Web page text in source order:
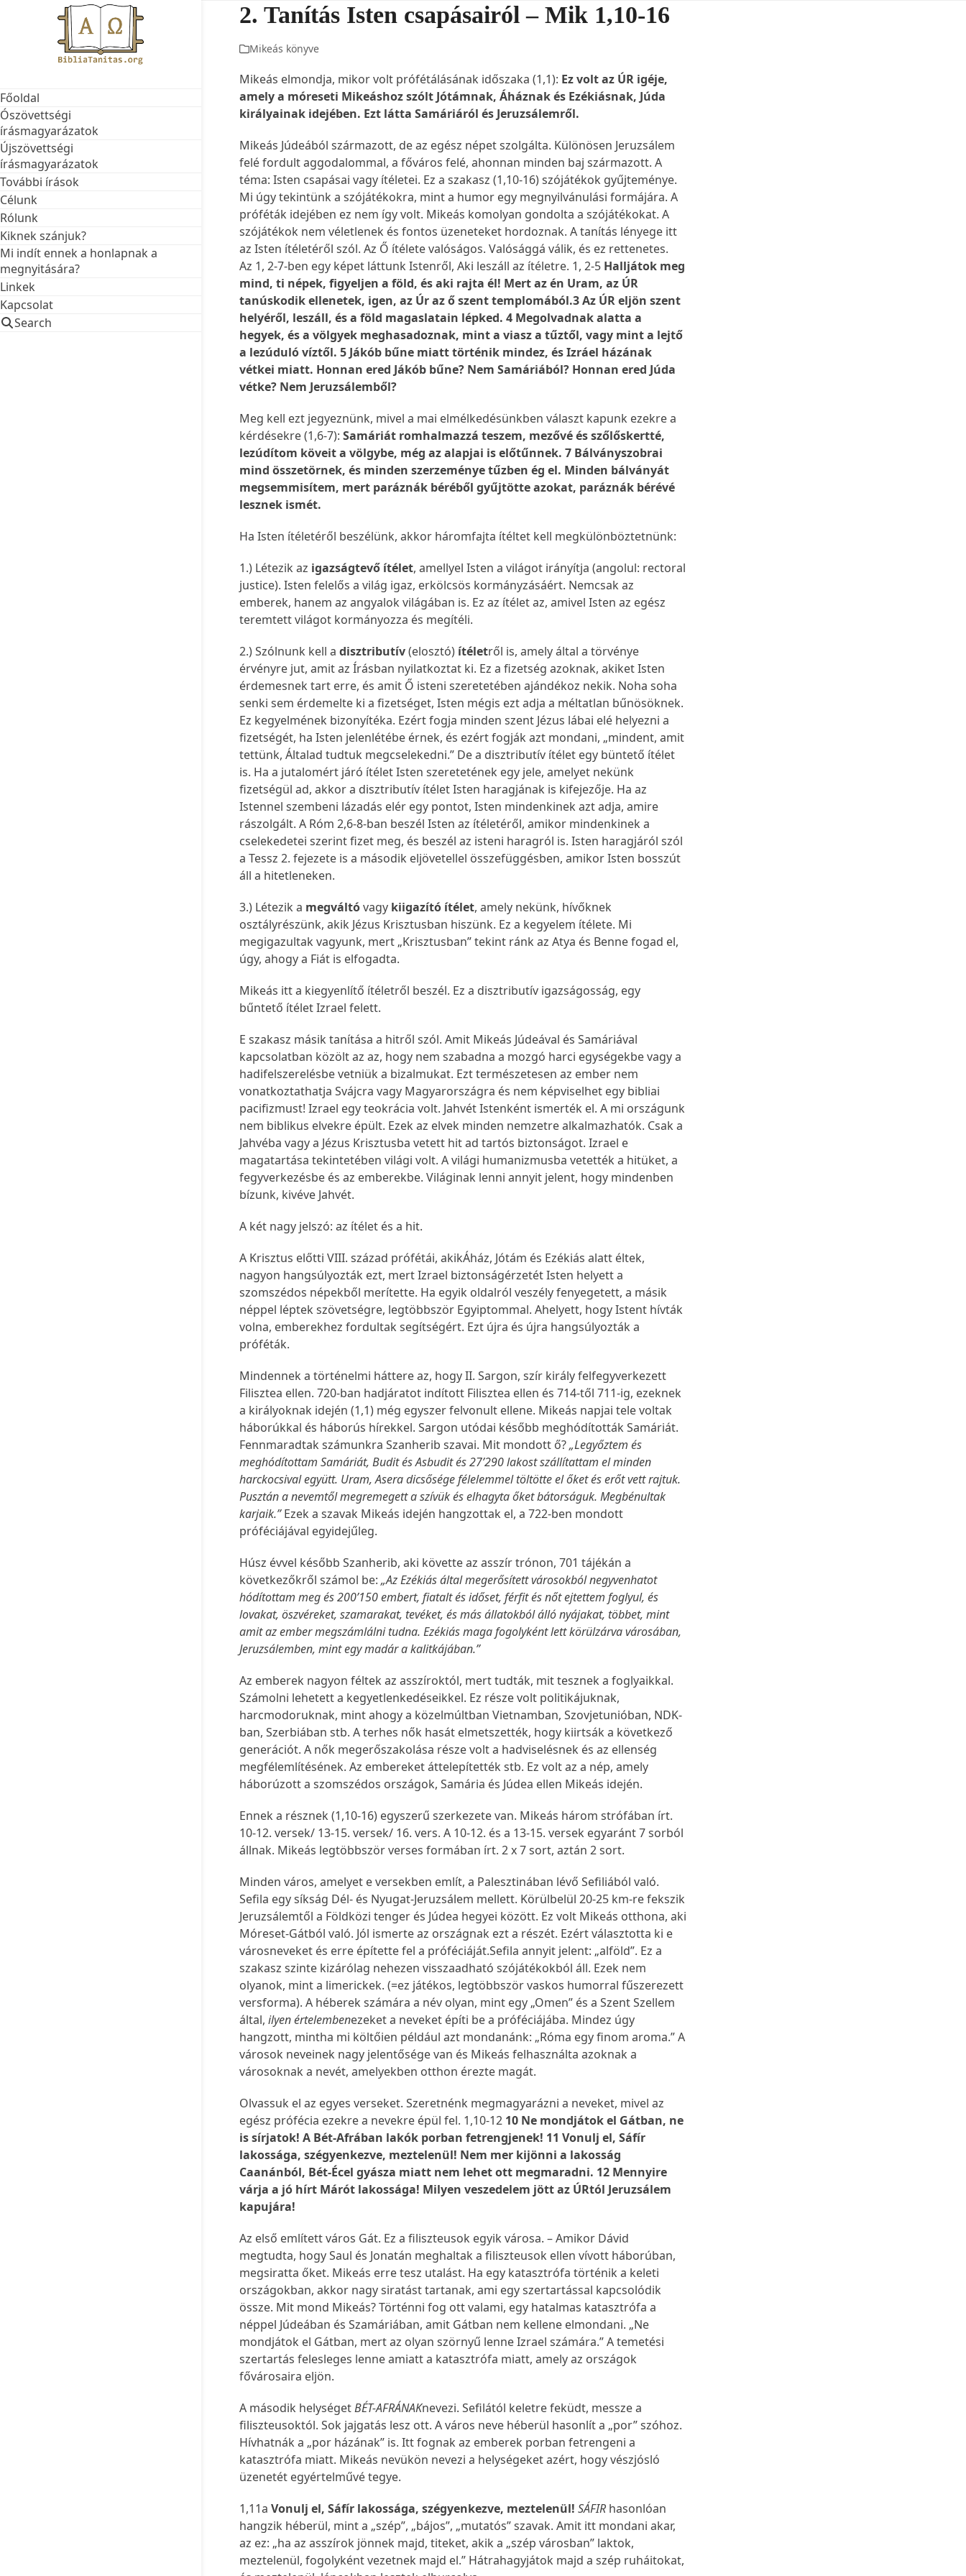
Főoldal
Ószövettségi
írásmagyarázatok
Újszövettségi
írásmagyarázatok
További írások
Célunk
Rólunk
Kiknek szánjuk?
Mi indít ennek a honlapnak a
megnyitására?
Linkek
Kapcsolat
Search
2. Tanítás Isten csapásairól – Mik 1,10-16
Mikeás könyve
Mikeás elmondja, mikor volt prófétálásának időszaka (1,1): Ez volt az ÚR igéje,
amely a móreseti Mikeáshoz szólt Jótámnak, Áháznak és Ezékiásnak, Júda
királyainak idejében. Ezt látta Samáriáról és Jeruzsálemről.
Mikeás Júdeából származott, de az egész népet szolgálta. Különösen Jeruzsálem
felé fordult aggodalommal, a főváros felé, ahonnan minden baj származott. A
téma: Isten csapásai vagy ítéletei. Ez a szakasz (1,10-16) szójátékok gyűjteménye.
Mi úgy tekintünk a szójátékokra, mint a humor egy megnyilvánulási formájára. A
próféták idejében ez nem így volt. Mikeás komolyan gondolta a szójátékokat. A
szójátékok nem véletlenek és fontos üzeneteket hordoznak. A tanítás lényege itt
az Isten ítéletéről szól. Az Ő ítélete valóságos. Valósággá válik, és ez rettenetes.
Az 1, 2-7-ben egy képet láttunk Istenről, Aki leszáll az ítéletre. 1, 2-5 Halljátok meg
mind, ti népek, figyeljen a föld, és aki rajta él! Mert az én Uram, az ÚR
tanúskodik ellenetek, igen, az Úr az ő szent templomából.3 Az ÚR eljön szent
helyéről, leszáll, és a föld magaslatain lépked. 4 Megolvadnak alatta a
hegyek, és a völgyek meghasadoznak, mint a viasz a tűztől, vagy mint a lejtő
a lezúduló víztől. 5 Jákób bűne miatt történik mindez, és Izráel házának
vétkei miatt. Honnan ered Jákób bűne? Nem Samáriából? Honnan ered Júda
vétke? Nem Jeruzsálemből?
Meg kell ezt jegyeznünk, mivel a mai elmélkedésünkben választ kapunk ezekre a
kérdésekre (1,6-7):Samáriát romhalmazzá teszem, mezővé és szőlőskertté,
lezúdítom köveit a völgybe, még az alapjai is előtűnnek. 7 Bálványszobrai
mind összetörnek, és minden szerzeménye tűzben ég el. Minden bálványát
megsemmisítem, mert paráznák béréből gyűjtötte azokat, paráznák bérévé
lesznek ismét.
Ha Isten ítéletéről beszélünk, akkor háromfajta ítéltet kell megkülönböztetnünk:
1.) Létezik az igazságtevő ítélet, amellyel Isten a világot irányítja (angolul: rectoral
justice). Isten felelős a világ igaz, erkölcsös kormányzásáért. Nemcsak az
emberek, hanem az angyalok világában is. Ez az ítélet az, amivel Isten az egész
teremtett világot kormányozza és megítéli.
2.) Szólnunk kell adisztributív(elosztó) ítéletről is, amely által a törvénye
érvényre jut, amit az Írásban nyilatkoztat ki. Ez a fizetség azoknak, akiket Isten
érdemesnek tart erre, és amit Ő isteni szeretetében ajándékoz nekik. Noha soha
senki sem érdemelte ki a fizetséget, Isten mégis ezt adja a méltatlan bűnösöknek.
Ez kegyelmének bizonyítéka. Ezért fogja minden szent Jézus lábai elé helyezni a
fizetségét, ha Isten jelenlétébe érnek, és ezért fogják azt mondani, „mindent, amit
tettünk, Általad tudtuk megcselekedni.” De a disztributív ítélet egy büntető ítélet
is. Ha a jutalomért járó ítélet Isten szeretetének egy jele, amelyet nekünk
fizetségül ad, akkor a disztributív ítélet Isten haragjának is kifejezője. Ha az
Istennel szembeni lázadás elér egy pontot, Isten mindenkinek azt adja, amire
rászolgált. A Róm 2,6-8-ban beszél Isten az ítéletéről, amikor mindenkinek a
cselekedetei szerint fizet meg, és beszél az isteni haragról is. Isten haragjáról szól
a Tessz 2. fejezete is a második eljövetellel összefüggésben, amikor Isten bosszút
áll a hitetleneken.
3.) Létezik a megváltóvagy kiigazító ítélet, amely nekünk, hívőknek
osztályrészünk, akik Jézus Krisztusban hiszünk. Ez a kegyelem ítélete. Mi
megigazultak vagyunk, mert „Krisztusban” tekint ránk az Atya és Benne fogad el,
úgy, ahogy a Fiát is elfogadta.
Mikeás itt a kiegyenlítő ítéletről beszél. Ez a disztributív igazságosság, egy
bűntető ítélet Izrael felett.
E szakasz másik tanítása a hitről szól. Amit Mikeás Júdeával és Samáriával
kapcsolatban közölt az az, hogy nem szabadna a mozgó harci egységekbe vagy a
hadifelszerelésbe vetniük a bizalmukat. Ezt természetesen az ember nem
vonatkoztathatja Svájcra vagy Magyarországra és nem képviselhet egy bibliai
pacifizmust! Izrael egy teokrácia volt. Jahvét Istenként ismerték el. A mi országunk
nem biblikus elvekre épült. Ezek az elvek minden nemzetre alkalmazhatók. Csak a
Jahvéba vagy a Jézus Krisztusba vetett hit ad tartós biztonságot. Izrael e
magatartása tekintetében világi volt. A világi humanizmusba vetették a hitüket, a
fegyverkezésbe és az emberekbe. Világinak lenni annyit jelent, hogy mindenben
bízunk, kivéve Jahvét.
A két nagy jelszó: az ítélet és a hit.
A Krisztus előtti VIII. század prófétái, akikÁház, Jótám és Ezékiás alatt éltek,
nagyon hangsúlyozták ezt, mert Izrael biztonságérzetét Isten helyett a
szomszédos népekből merítette. Ha egyik oldalról veszély fenyegetett, a másik
néppel léptek szövetségre, legtöbbször Egyiptommal. Ahelyett, hogy Istent hívták
volna, emberekhez fordultak segítségért. Ezt újra és újra hangsúlyozták a
próféták.
Mindennek a történelmi háttere az, hogy II. Sargon, szír király felfegyverkezett
Filisztea ellen. 720-ban hadjáratot indított Filisztea ellen és 714-től 711-ig, ezeknek
a királyoknak idején (1,1) még egyszer felvonult ellene. Mikeás napjai tele voltak
háborúkkal és háborús hírekkel. Sargon utódai később meghódították Samáriát.
Fennmaradtak számunkra Szanherib szavai. Mit mondott ő?„Legyőztem és
meghódítottam Samáriát, Budit és Asbudit és 27’290 lakost szállítattam el minden
harckocsival együtt. Uram, Asera dicsősége félelemmel töltötte el őket és erőt vett rajtuk.
Pusztán a nevemtől megremegett a szívük és elhagyta őket bátorságuk. Megbénultak
karjaik.”Ezek a szavak Mikeás idején hangzottak el, a 722-ben mondott
próféciájával egyidejűleg.
Húsz évvel később Szanherib, aki követte az asszír trónon, 701 tájékán a
következőkről számol be:„Az Ezékiás által megerősített városokból negyvenhatot
hódítottam meg és 200’150 embert, fiatalt és időset, férfit és nőt ejtettem foglyul, és
lovakat, öszvéreket, szamarakat, tevéket, és más állatokból álló nyájakat, többet, mint
amit az ember megszámlálni tudna. Ezékiás maga fogolyként lett körülzárva városában,
Jeruzsálemben, mint egy madár a kalitkájában.”
Az emberek nagyon féltek az asszíroktól, mert tudták, mit tesznek a foglyaikkal.
Számolni lehetett a kegyetlenkedéseikkel. Ez része volt politikájuknak,
harcmodoruknak, mint ahogy a közelmúltban Vietnamban, Szovjetunióban, NDK-
ban, Szerbiában stb. A terhes nők hasát elmetszették, hogy kiirtsák a következő
generációt. A nők megerőszakolása része volt a hadviselésnek és az ellenség
megfélemlítésének. Az embereket áttelepítették stb. Ez volt az a nép, amely
háborúzott a szomszédos országok, Samária és Júdea ellen Mikeás idején.
Ennek a résznek (1,10-16) egyszerű szerkezete van. Mikeás három strófában írt.
10-12. versek/ 13-15. versek/ 16. vers. A 10-12. és a 13-15. versek egyaránt 7 sorból
állnak. Mikeás legtöbbször verses formában írt. 2 x 7 sort, aztán 2 sort.
Minden város, amelyet e versekben említ, a Palesztinában lévő Sefiliából való.
Sefila egy síkság Dél- és Nyugat-Jeruzsálem mellett. Körülbelül 20-25 km-re fekszik
Jeruzsálemtől a Földközi tenger és Júdea hegyei között. Ez volt Mikeás otthona, aki
Móreset-Gátból való. Jól ismerte az országnak ezt a részét. Ezért választotta ki e
városneveket és erre építette fel a próféciáját.Sefila annyit jelent: „alföld”. Ez a
szakasz szinte kizárólag nehezen visszaadható szójátékokból áll. Ezek nem
olyanok, mint a limerickek. (=ez játékos, legtöbbször vaskos humorral fűszerezett
versforma). A héberek számára a név olyan, mint egy „Omen” és a Szent Szellem
által,ilyen értelembenezeket a neveket építi be a próféciájába. Mindez úgy
hangzott, mintha mi költőien például azt mondanánk: „Róma egy finom aroma.” A
városok neveinek nagy jelentősége van és Mikeás felhasználta azoknak a
városoknak a nevét, amelyekben otthon érezte magát.
Olvassuk el az egyes verseket. Szeretnénk megmagyarázni a neveket, mivel az
egész prófécia ezekre a nevekre épül fel. 1,10-12 10 Ne mondjátok el Gátban, ne
is sírjatok! A Bét-Afrában lakók porban fetrengjenek! 11 Vonulj el, Sáfír
lakossága, szégyenkezve, meztelenül! Nem mer kijönni a lakosság
Caanánból, Bét-Écel gyásza miatt nem lehet ott megmaradni. 12 Mennyire
várja a jó hírt Márót lakossága! Milyen veszedelem jött az ÚRtól Jeruzsálem
kapujára!
Az első említett város Gát. Ez a filiszteusok egyik városa. – Amikor Dávid
megtudta, hogy Saul és Jonatán meghaltak a filiszteusok ellen vívott háborúban,
megsiratta őket. Mikeás erre tesz utalást. Ha egy katasztrófa történik a keleti
országokban, akkor nagy siratást tartanak, ami egy szertartással kapcsolódik
össze. Mit mond Mikeás? Történni fog ott valami, egy hatalmas katasztrófa a
néppel Júdeában és Szamáriában, amit Gátban nem kellene elmondani. „Ne
mondjátok el Gátban, mert az olyan szörnyű lenne Izrael számára.” A temetési
szertartás felesleges lenne amiatt a katasztrófa miatt, amely az országok
fővárosaira eljön.
A második helységetBÉT-AFRÁNAKnevezi. Sefilától keletre feküdt, messze a
filiszteusoktól. Sok jajgatás lesz ott. A város neve héberül hasonlít a „por” szóhoz.
Hívhatnák a „por házának” is. Itt fognak az emberek porban fetrengeni a
katasztrófa miatt. Mikeás nevükön nevezi a helységeket azért, hogy vészjósló
üzenetét egyértelművé tegye.
1,11aVonulj el, Sáfír lakossága, szégyenkezve, meztelenül!SÁFIR hasonlóan
hangzik héberül, mint a „szép”, „bájos”, „mutatós” szavak. Amit itt mondani akar,
az ez: „ha az asszírok jönnek majd, titeket, akik a „szép városban” laktok,
meztelenül, fogolyként vezetnek majd el.” Hátrahagyjátok majd a szép ruháitokat,